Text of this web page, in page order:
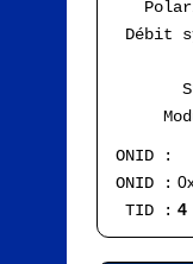
Débit
ONID :
ONID :
TID : 4